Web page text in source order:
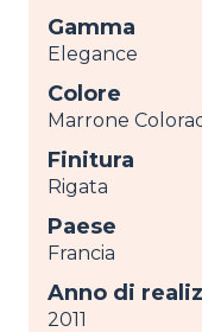
Gamma
Elegance
Colore
Marrone
Finitura
Rigata
Paese
Francia
Anno di
2011